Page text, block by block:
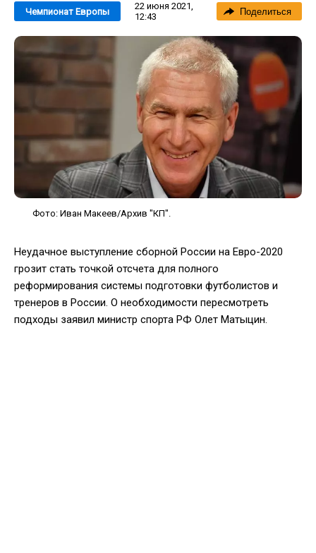
Чемпионат Европы
22 июня 2021,
12:43
Поделиться
Фото: Иван Макеев/Архив "КП".
Неудачное выступление сборной России на Евро-2020
грозит стать точкой отсчета для полного
реформирования системы подготовки футболистов и
тренеров в России. О необходимости пересмотреть
подходы заявил министр спорта РФ Олет Матыцин.